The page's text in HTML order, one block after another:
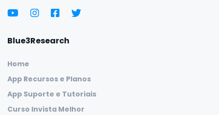
Blue3Research
Home
App Recursos e Planos
App Suporte e Tutoriais
Curso Invista Melhor